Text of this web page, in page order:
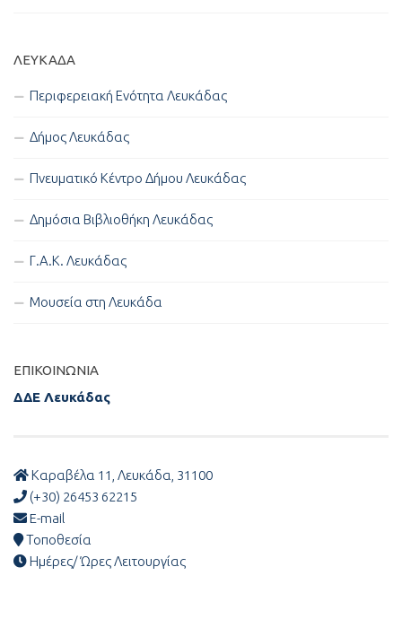
ΛΕΥΚΑΔΑ
Περιφερειακή Ενότητα Λευκάδας
Δήμος Λευκάδας
Πνευματικό Κέντρο Δήμου Λευκάδας
Δημόσια Βιβλιοθήκη Λευκάδας
Γ.Α.Κ. Λευκάδας
Μουσεία στη Λευκάδα
ΕΠΙΚΟΙΝΩΝΊΑ
ΔΔΕ Λευκάδας
Καραβέλα 11, Λευκάδα, 31100
(+30) 26453 62215
E-mail
Τοποθεσία
Ημέρες/ Ώρες Λειτουργίας